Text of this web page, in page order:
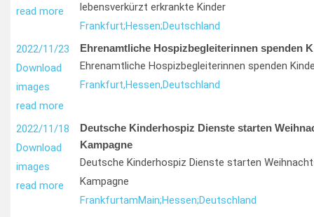
read more
lebensverkürzt erkrankte Kinder
Frankfurt;Hessen;Deutschland
2022/11/23
Download
images
read more
Ehrenamtliche Hospizbegleiterinnen spenden
Ehrenamtliche Hospizbegleiterinnen spenden
Frankfurt,Hessen,Deutschland
2022/11/18
Download
images
read more
Deutsche Kinderhospiz Dienste starten
Kampagne
Deutsche Kinderhospiz Dienste starten
Kampagne
FrankfurtamMain;Hessen;Deutschland